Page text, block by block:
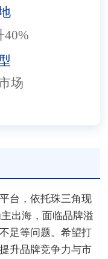
40%
场
台，依托珠三角现
出海，面临品牌溢
足等问题。希望打
升品牌竞争力与市